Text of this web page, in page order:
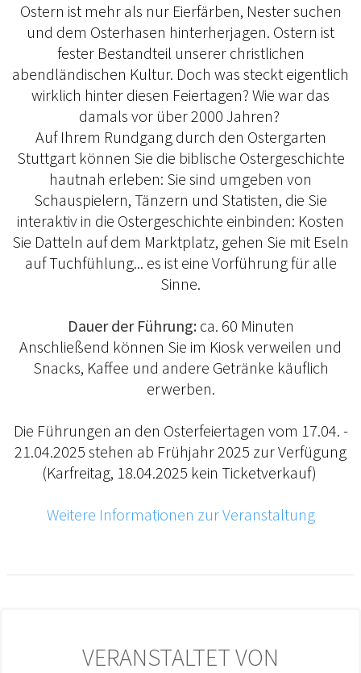
Ostern ist mehr als nur Eierfärben, Nester suchen
und dem Osterhasen hinterherjagen. Ostern ist
fester Bestandteil unserer christlichen
abendländischen Kultur. Doch was steckt eigentlich
wirklich hinter diesen Feiertagen? Wie war das
damals vor über 2000 Jahren?
Auf Ihrem Rundgang durch den Ostergarten
Stuttgart können Sie die biblische Ostergeschichte
hautnah erleben: Sie sind umgeben von
Schauspielern, Tänzern und Statisten, die Sie
interaktiv in die Ostergeschichte einbinden: Kosten
Sie Datteln auf dem Marktplatz, gehen Sie mit Eseln
auf Tuchfühlung... es ist eine Vorführung für alle
Sinne.
Dauer der Führung:ca. 60 Minuten
Anschließend können Sie im Kiosk verweilen und
Snacks, Kaffee und andere Getränke käuflich
erwerben.
Die Führungen an den Osterfeiertagen vom 17.04. -
21.04.2025 stehen ab Frühjahr 2025 zur Verfügung
(Karfreitag, 18.04.2025 kein Ticketverkauf)
Weitere Informationen zur Veranstaltung
VERANSTALTET VON